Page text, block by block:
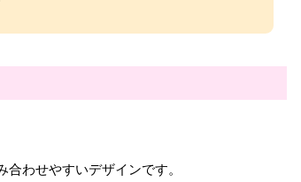
わせやすいデザインです。